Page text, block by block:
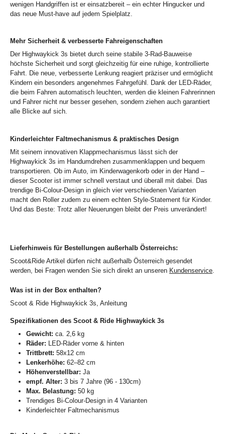
wenigen Handgriffen ist er einsatzbereit – ein echter Hingucker und
das neue Must-have auf jedem Spielplatz.
Mehr Sicherheit & verbesserte Fahreigenschaften
Der Highwaykick 3s bietet durch seine stabile 3-Rad-Bauweise
höchste Sicherheit und sorgt gleichzeitig für eine ruhige, kontrollierte
Fahrt. Die neue, verbesserte Lenkung reagiert präziser und ermöglicht
Kindern ein besonders angenehmes Fahrgefühl. Dank der LED-Räder,
die beim Fahren automatisch leuchten, werden die kleinen Fahrerinnen
und Fahrer nicht nur besser gesehen, sondern ziehen auch garantiert
alle Blicke auf sich.
Kinderleichter Faltmechanismus & praktisches Design
Mit seinem innovativen Klappmechanismus lässt sich der
Highwaykick 3s im Handumdrehen zusammenklappen und bequem
transportieren. Ob im Auto, im Kinderwagenkorb oder in der Hand –
dieser Scooter ist immer schnell verstaut und überall mit dabei. Das
trendige Bi-Colour-Design in gleich vier verschiedenen Varianten
macht den Roller zudem zu einem echten Style-Statement für Kinder.
Und das Beste: Trotz aller Neuerungen bleibt der Preis unverändert!
Lieferhinweis für Bestellungen außerhalb Österreichs:
Scoot&Ride Artikel dürfen nicht außerhalb Österreich gesendet
werden, bei Fragen wenden Sie sich direkt an unseren Kundenservice
Was ist in der Box enthalten?
Scoot & Ride Highwaykick 3s, Anleitung
Spezifikationen des Scoot & Ride Highwaykick 3s
Gewicht: ca. 2,6 kg
Räder: LED-Räder vorne & hinten
Trittbrett: 58x12 cm
Lenkerhöhe: 62–82 cm
Höhenverstellbar: Ja
empf. Alter: 3 bis 7 Jahre (96 - 130cm)
Max. Belastung: 50 kg
Trendiges Bi-Colour-Design in 4 Varianten
Kinderleichter Faltmechanismus